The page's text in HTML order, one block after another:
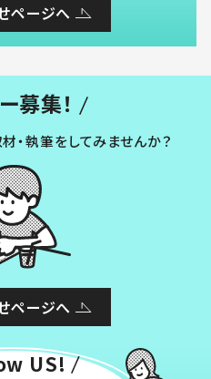
ページへ
募集！
・執筆をしてみませんか？
ページへ
US!